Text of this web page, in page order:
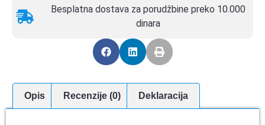
Besplatna dostava za porudžbine preko 10.000
dinara
Opis Recenzije (0) Deklaracija